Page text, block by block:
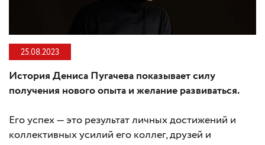
25.08.2023
История Дениса Пугачева показывает силу
получения нового опыта и желание развиваться.
Его успех — это результат личных достижений и
коллективных усилий его коллег, друзей и